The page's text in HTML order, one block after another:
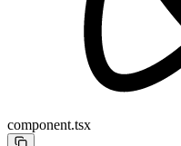
component.tsx